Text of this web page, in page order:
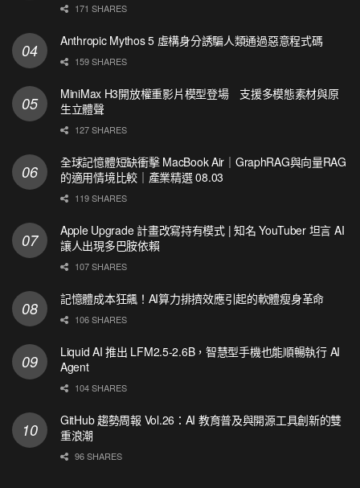
171 SHARES
Anthropic Mythos 5 虛構身分誘騙人類通過惡意程式碼
159 SHARES
MiniMax H3開放權重影片模型登場 支援多模態素材與原
生立體聲
127 SHARES
全球記憶體短缺衝擊 MacBook Air｜GraphRAG與向量RAG
的適用情境比較｜產業精選 08.03
119 SHARES
Apple Upgrade 計畫改寫持有模式 | 知名 YouTuber 坦言 AI
讓人出現多巴胺依賴
107 SHARES
記憶體成本狂飆！AI算力排擠效應引起的軟體瘦身革命
106 SHARES
Liquid AI 推出 LFM2.5-2.6B，智慧型手機也能順暢執行 AI
Agent
104 SHARES
GitHub 趨勢周報 Vol.26：AI 教育普及與開源工具創新的雙
重浪潮
96 SHARES